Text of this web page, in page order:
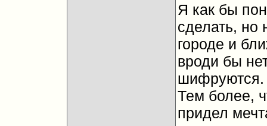
Я как бы
сделать, но
городе и
вроди бы
шифруются.
Тем более,
придел